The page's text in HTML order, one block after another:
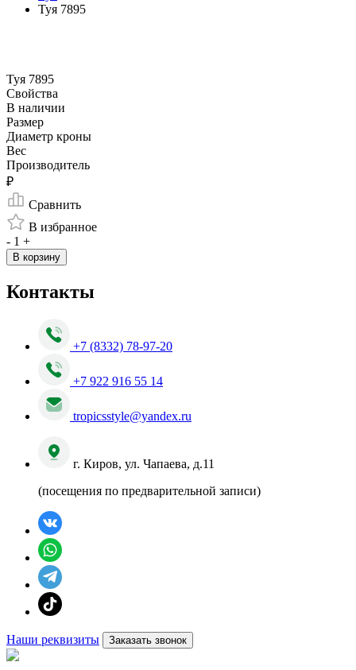
Туя 7895
Туя 7895
Свойства
В наличии
Размер
Диаметр кроны
Вес
Производитель
₽
Сравнить
В избранное
- 1 +
В корзину
Контакты
+7 (8332) 78-97-20
+7 922 916 55 14
tropicsstyle@yandex.ru
г. Киров, ул. Чапаева, д.11
(посещения по предварительной записи)
Наши реквизиты Заказать звонок